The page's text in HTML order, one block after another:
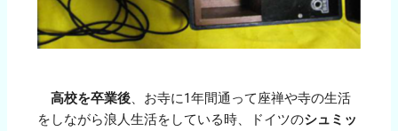
高校を卒業後、お寺に1年間通って座禅や寺の生活
をしながら浪人生活をしている時、ドイツのシュミッ